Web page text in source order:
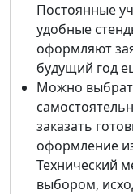
Постоянные
удобные
оформляют
будущий год
Можно
заказать
оформление
Технический
выбором,